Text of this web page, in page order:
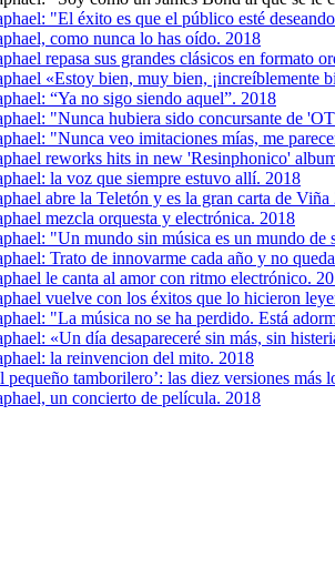
"El éxito es que el público esté
como nunca lo has oído. 2018
repasa sus grandes clásicos en formato
«Estoy bien, muy bien, ¡increíblemente
“Ya no sigo siendo aquel”. 2018
"Nunca hubiera sido concursante de
"Nunca veo imitaciones mías, me
reworks hits in new 'Resinphonico'
la voz que siempre estuvo allí. 2018
abre la Teletón y es la gran carta de
mezcla orquesta y electrónica. 2018
"Un mundo sin música es un mundo de
Trato de innovarme cada año y no
le canta al amor con ritmo electrónico.
vuelve con los éxitos que lo hicieron
"La música no se ha perdido. Está
«Un día desapareceré sin más, sin
la reinvencion del mito. 2018
pequeño tamborilero’: las diez versiones más
un concierto de película. 2018